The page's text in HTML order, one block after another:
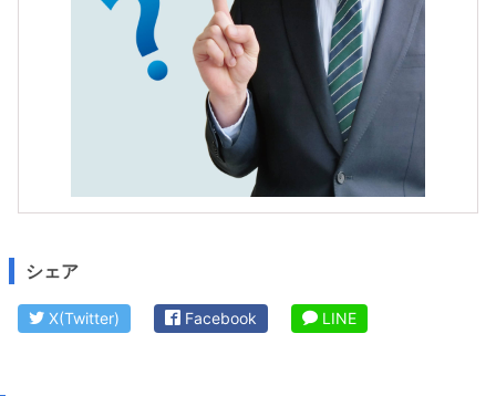
シェア
X(Twitter) Facebook LINE